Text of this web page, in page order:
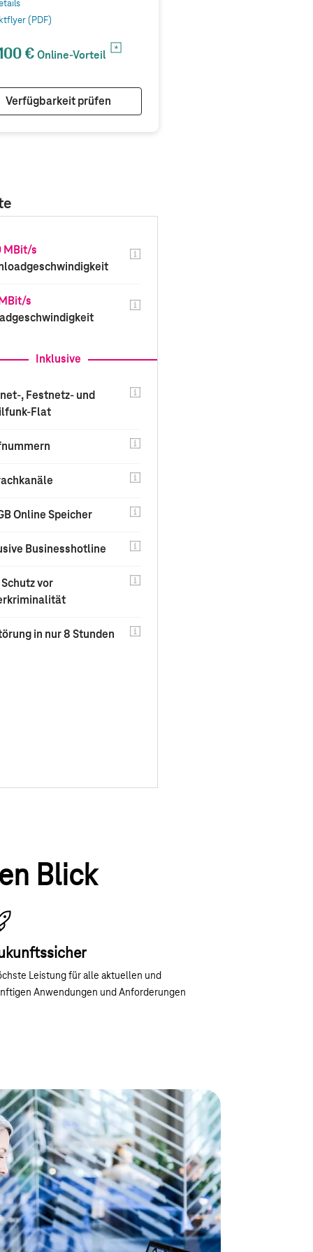
(PDF)
€ Online-Vorteil
Verfügbarkeit prüfen
MBit/s
s
Inklusive
, Festnetz- und
Flat
Online Speicher
Businesshotline
Schutz vor
in nur 8 Stunden
Blick
Leistung für alle aktuellen und
Anwendungen und Anforderungen
nahtlose
CompanyFlex
flexible Telefonanlage aus der Cloud: die
eingerichtet, skalierbar und lässt eine intelligente
und Durchwahlrufnummern, Flatrates, feste
Features runden das Angebot ab.